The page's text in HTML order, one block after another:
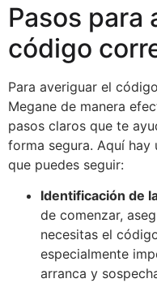
Pasos para
código
Para averiguar el
Megane de manera
pasos claros que te
forma segura. Aquí
que puedes seguir:
Identificación de
de comenzar,
necesitas el
especialmente
arranca y